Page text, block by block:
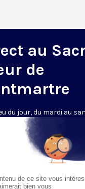
au
de
du jour, du mardi au
l’office de Sexte des
de Montmartre,
. Comme son nom
chrétienne de la
selon le découpage
- ce qui
actuelle. Cet